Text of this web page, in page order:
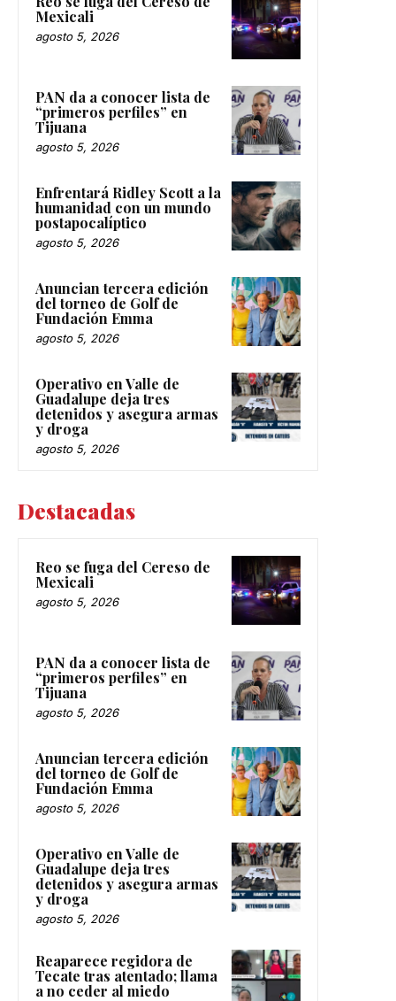
Mexicali
agosto 5, 2026
PAN da a conocer lista de
“primeros perfiles” en
Tijuana
agosto 5, 2026
Enfrentará Ridley Scott a la
humanidad con un mundo
postapocalíptico
agosto 5, 2026
Anuncian tercera edición
del torneo de Golf de
Fundación Emma
agosto 5, 2026
Operativo en Valle de
Guadalupe deja tres
detenidos y asegura armas
y droga
agosto 5, 2026
Destacadas
Reo se fuga del Cereso de
Mexicali
agosto 5, 2026
PAN da a conocer lista de
“primeros perfiles” en
Tijuana
agosto 5, 2026
Anuncian tercera edición
del torneo de Golf de
Fundación Emma
agosto 5, 2026
Operativo en Valle de
Guadalupe deja tres
detenidos y asegura armas
y droga
agosto 5, 2026
Reaparece regidora de
Tecate tras atentado; llama
a no ceder al miedo